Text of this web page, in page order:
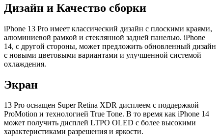
Дизайн и Качество сборки
iPhone 13 Pro имеет классический дизайн с плоскими краями,
алюминиевой рамкой и стеклянной задней панелью. iPhone
14, с другой стороны, может предложить обновленный дизайн
с новыми цветовыми вариантами и улучшенной системой
охлаждения.
Экран
13 Pro оснащен Super Retina XDR дисплеем с поддержкой
ProMotion и технологией True Tone. В то время как iPhone 14
может получить дисплей LTPO OLED с более высокими
характеристиками разрешения и яркости.